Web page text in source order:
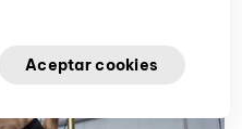
Aceptar cookies